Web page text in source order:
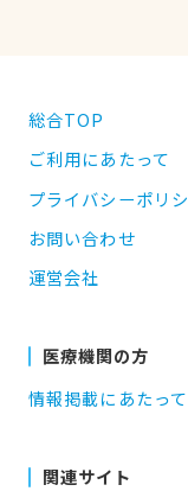
総合TOP
ご利用にあたって
プライバシーポリ
お問い合わせ
運営会社
医療機関の方
情報掲載にあたって
関連サイト